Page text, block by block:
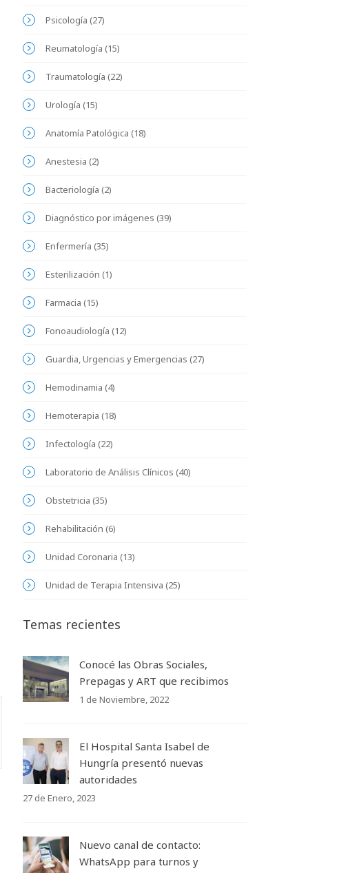
Psicología (27)
Reumatología (15)
Traumatología (22)
Urología (15)
Anatomía Patológica (18)
Anestesia (2)
Bacteriología (2)
Diagnóstico por imágenes (39)
Enfermería (35)
Esterilización (1)
Farmacia (15)
Fonoaudiología (12)
Guardia, Urgencias y Emergencias (27)
Hemodinamia (4)
Hemoterapia (18)
Infectología (22)
Laboratorio de Análisis Clínicos (40)
Obstetricia (35)
Rehabilitación (6)
Unidad Coronaria (13)
Unidad de Terapia Intensiva (25)
Temas recientes
Conocé las Obras Sociales,
Prepagas y ART que recibimos
1 de Noviembre, 2022
El Hospital Santa Isabel de
Hungría presentó nuevas
autoridades
27 de Enero, 2023
Nuevo canal de contacto:
WhatsApp para turnos y